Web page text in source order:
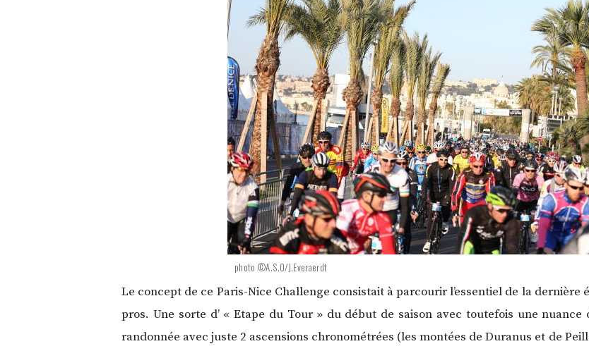
photo ©A.S.O/J.Everaerdt
Le concept de ce Paris-Nice Challenge consistait à parcourir l’essentiel de la dernière
pros. Une sorte d’ « Etape du Tour » du début de saison avec toutefois une
randonnée avec juste 2 ascensions chronométrées (les montées de Duranus et de